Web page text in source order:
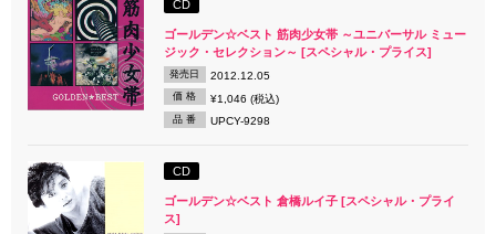
CD
ゴールデン☆ベスト 筋肉少女帯 ～ユニバーサル ミュー
ジック・セレクション～ [スペシャル・プライス]
発売日 2012.12.05
価 格 ¥1,046 (税込)
品 番 UPCY-9298
CD
ゴールデン☆ベスト 倉橋ルイ子 [スペシャル・プライ
ス]